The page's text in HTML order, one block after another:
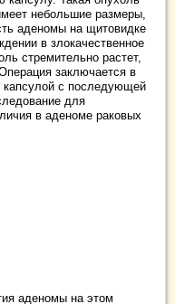
небольшие размеры,
аденомы на щитовидке
в злокачественное
стремительно растет,
заключается в
капсулой с последующей
для
в аденоме раковых
аденомы на этом